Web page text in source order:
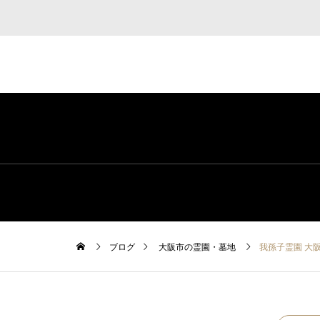
ブログ 大阪市の霊園・墓地 我孫子霊園 大